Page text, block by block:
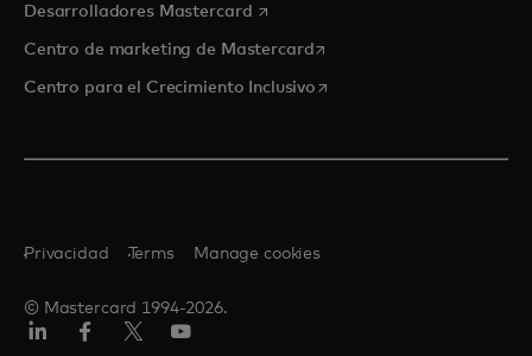
Desarrolladores Mastercard se abre en una pestaña nueva
Centro de marketing de Mastercardse abre en una pestaña
Centro para el Crecimiento Inclusivose abre en una pestaña
© Mastercard 1994-2026.
Privacidad Terms Manage cookies